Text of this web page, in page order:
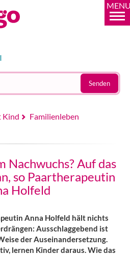
Senden
Kind
Familienleben
Nachwuchs? Auf das
so Paartherapeutin
Holfeld
Anna Holfeld hält nichts
Ausschlaggebend ist
der Auseinandersetzung.
lernen Kinder daraus. Wie das